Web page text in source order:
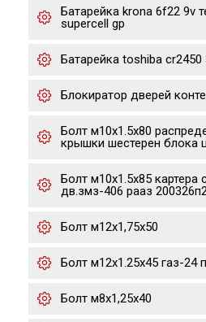
Батарейка krona 6f22 9v
supercell gp
Батарейка toshiba
Блокиратор дверей
Болт м10х1.5х80
крышки шестерен блока
Болт м10х1.5х85 картера
дв.змз-406 рааз
Болт м12х1,75х50
Болт м12х1.25х45 газ-24
Болт м8х1,25х40